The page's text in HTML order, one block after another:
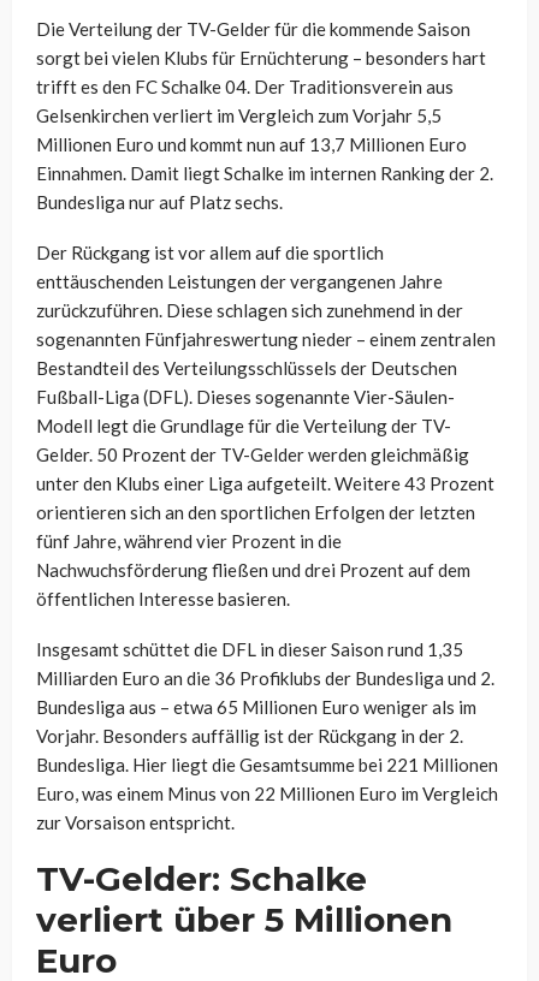
Die Verteilung der TV-Gelder für die kommende Saison
sorgt bei vielen Klubs für Ernüchterung – besonders hart
trifft es den FC Schalke 04. Der Traditionsverein aus
Gelsenkirchen verliert im Vergleich zum Vorjahr 5,5
Millionen Euro und kommt nun auf 13,7 Millionen Euro
Einnahmen. Damit liegt Schalke im internen Ranking der 2.
Bundesliga nur auf Platz sechs.
Der Rückgang ist vor allem auf die sportlich
enttäuschenden Leistungen der vergangenen Jahre
zurückzuführen. Diese schlagen sich zunehmend in der
sogenannten Fünfjahreswertung nieder – einem zentralen
Bestandteil des Verteilungsschlüssels der Deutschen
Fußball-Liga (DFL). Dieses sogenannte Vier-Säulen-
Modell legt die Grundlage für die Verteilung der TV-
Gelder. 50 Prozent der TV-Gelder werden gleichmäßig
unter den Klubs einer Liga aufgeteilt. Weitere 43 Prozent
orientieren sich an den sportlichen Erfolgen der letzten
fünf Jahre, während vier Prozent in die
Nachwuchsförderung fließen und drei Prozent auf dem
öffentlichen Interesse basieren.
Insgesamt schüttet die DFL in dieser Saison rund 1,35
Milliarden Euro an die 36 Profiklubs der Bundesliga und 2.
Bundesliga aus – etwa 65 Millionen Euro weniger als im
Vorjahr. Besonders auffällig ist der Rückgang in der 2.
Bundesliga. Hier liegt die Gesamtsumme bei 221 Millionen
Euro, was einem Minus von 22 Millionen Euro im Vergleich
zur Vorsaison entspricht.
TV-Gelder: Schalke
verliert über 5 Millionen
Euro